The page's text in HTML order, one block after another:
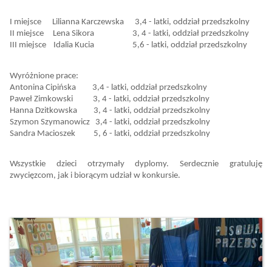
I miejsce Lilianna Karczewska 3,4 - latki, oddział przedszkolny
II miejsce Lena Sikora 3, 4 - latki, oddział przedszkolny
III miejsce Idalia Kucia 5,6 - latki, oddział przedszkolny
Wyróżnione prace:
Antonina Cipińska 3,4 - latki, oddział przedszkolny
Paweł Zimkowski 3, 4 - latki, oddział przedszkolny
Hanna Dzitkowska 3, 4 - latki, oddział przedszkolny
Szymon Szymanowicz 3,4 - latki, oddział przedszkolny
Sandra Macioszek 5, 6 - latki, oddział przedszkolny
Wszystkie dzieci otrzymały dyplomy. Serdecznie gratuluję
zwycięzcom, jak i biorącym udział w konkursie.